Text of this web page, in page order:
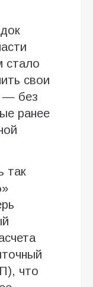
стало
свои
— без
ранее
так
что